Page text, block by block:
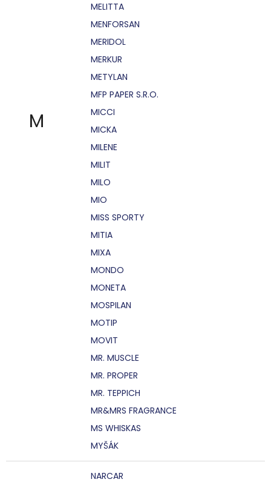
M
MELITTA
MENFORSAN
MERIDOL
MERKUR
METYLAN
MFP PAPER S.R.O.
MICCI
MICKA
MILENE
MILIT
MILO
MIO
MISS SPORTY
MITIA
MIXA
MONDO
MONETA
MOSPILAN
MOTIP
MOVIT
MR. MUSCLE
MR. PROPER
MR. TEPPICH
MR&MRS FRAGRANCE
MS WHISKAS
MYŠÁK
NARCAR